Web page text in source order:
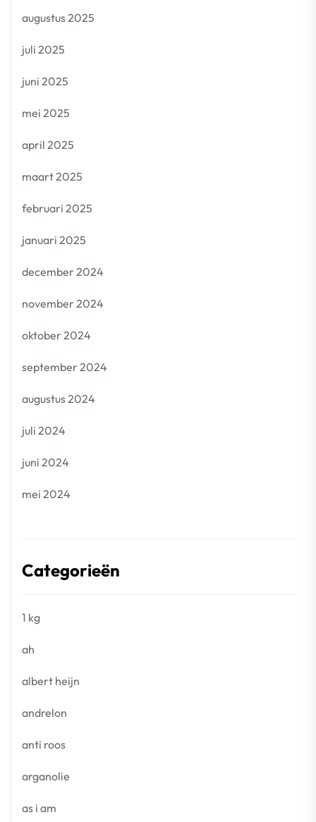
augustus 2025
juli 2025
juni 2025
mei 2025
april 2025
maart 2025
februari 2025
januari 2025
december 2024
november 2024
oktober 2024
september 2024
augustus 2024
juli 2024
juni 2024
mei 2024
Categorieën
1 kg
ah
albert heijn
andrelon
anti roos
arganolie
as i am